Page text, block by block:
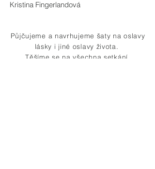
Kristina Fingerlandová
Půjčujeme a navrhujeme šaty na oslavy
lásky i jiné oslavy života.
Těšíme se na všechna setkání.